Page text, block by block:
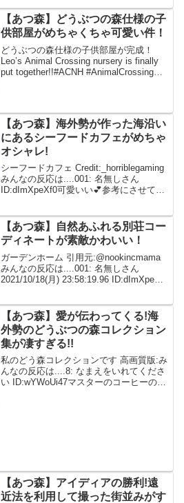
さい ID:eb4hfv...
【あつ森】どうぶつの森仕様の子
供部屋がめちゃくちゃ可愛い件！
どうぶつの森仕様の子供部屋が完成！
Leo’s Animal Crossing nursery is finally
put together!!#ACNH #AnimalCrossing
【あつ森】海外勢が作った海沿い
にあるシーフードカフェがめちゃ
オシャレ!
シーフードカフェ Credit:_horriblegaming
みんなの反応は....001: 名無しさん
ID:dImXpeXf0可愛いい💕参考にさせてい
可愛...
【あつ森】自然あふれる別荘コー
ディネートが素敵かわいい！
ガーデンホーム 引用元:@nookincmama
みんなの反応は....001: 名無しさん
2021/10/18(月) 23:58:19.96 ID:dImXpeXf0
【あつ森】愛が伝わってくる!海
外勢のどうぶつの森コレクション
集が凄すぎる!!
私のどう森コレクションです 高画質版:み
んなの反応は....8: なまえをいれてくださ
い ID:wYWoUi47マスターのコーヒーのや
【あつ森】アイディアの勝利!遠
近法を利用して撮った街並みがす